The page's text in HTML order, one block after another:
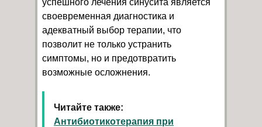
своевременная диагностика и
адекватный выбор терапии, что
позволит не только устранить
симптомы, но и предотвратить
возможные осложнения.
Читайте также:
Антибиотикотерапия при